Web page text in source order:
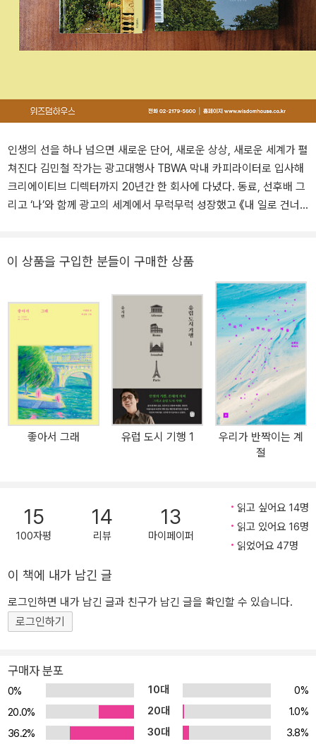
인생의 선을 하나 넘으면 새로운 단어, 새로운 상상, 새로운 세계가 펼
쳐진다 김민철 작가는 광고대행사 TBWA 막내 카피라이터로 입사해
크리에이티브 디렉터까지 20년간 한 회사에 다녔다. 동료, 선후배 그
리고 ‘나’와 함께 광고의 세계에서 무럭무럭 성장했고 《내 일로 건너
위해 힘써왔던 결과물들은 훌륭했지만 아무리 시선을 멀리 두어도 회
사였고, 매일 눈앞에 빚쟁이처럼 달려드는 일들 앞에서 정신을 차리
는 것이 점점 버거워졌다. 속도와 효율에 거세된 감각들을 되찾고 싶
었고, 순한 아침을 맞이하고 싶었고, 무엇보다 ‘무정형의 시간’이 자신
에게도 존재할 수 있는지 알고 싶었다. 다른 모양의 삶이 필요했다. 조
각조각 폐허가 된 마음을 추스르기 위해서는 사랑이 필요했다. 스무
살부터 사랑해온, 누군가는 ‘파리’라 부르는 오랜 꿈의 세계로 떠나고
싶었다. 이 여행은 그렇게 시작된다. 아주 단순하고 직관적인 행복을
찾아 떠난 파리 사랑은 스무 살, 파리 퐁피두 센터 도서관에서 싹텄다.
그곳에 첫눈에 반한 후 좋은 날, 좋은 나의 모습으로 이곳에 다시 돌아
올 거라 다짐했지만 매번 무릎이 꺾인 꿈이 현실이 되는 데에는 20년
이 걸렸다. 어렵게 휴가를 내 이곳에 찾아온 적이 있지만 잠깐 스쳐가
이었고, 이제 ‘우리 동네’가 된 곳에서 두 달의 시간이 펼쳐졌으니. 아
침을 달리는 러너들과 인사를 하고, 뤽상부르 공원을 지나 갓 나온 트
라디를 베어 무는 것으로 파리에 스며들기 시작했다. 쉽진 않았지만
초조함과 강박에 촘촘하게 여행을 계획했던 과거의 ‘나’는 한국에 두
는 데 몰두하자, 가 유일한 목표였다. 그러자 그토록 보고 싶었던 파리
의 맨얼굴과 마주하게 되었다. 이런 낭만이라면, 얼마든지 이끌릴 수
‘관광지’라고 불리는 파리의 중심에서부터 진짜 로컬까지, 알고 있지
만 모르고 있는 파리의 구석구석뿐만 아니라 오랜 시간 김민철 작가
가 견고하게 세워온 깊고 넓은 취향의 세계를 함께 향유하는 지적 즐
거움도 매력을 더한다. 파리에서 하고 싶은 일 중 ‘같은 미술관 여러
번 가기’가 있을 정도로 그림 애호가인 그녀는 퐁피두 센터의 미술관
이 상품을 구입한 분들이 구매한 상품
좋아서 그래 유럽 도시 기행 1
우리가 반짝이는 계
절
15
100자평
14
리뷰
13
마이페이퍼
읽고 싶어요 14명
읽고 있어요 16명
읽었어요 47명
이 책에 내가 남긴 글
로그인하면 내가 남긴 글과 친구가 남긴 글을 확인할 수 있습니다.
로그인하기
구매자 분포
0% 10대
0%
20.0%
20대
1.0%
36.2%
30대
3.8%